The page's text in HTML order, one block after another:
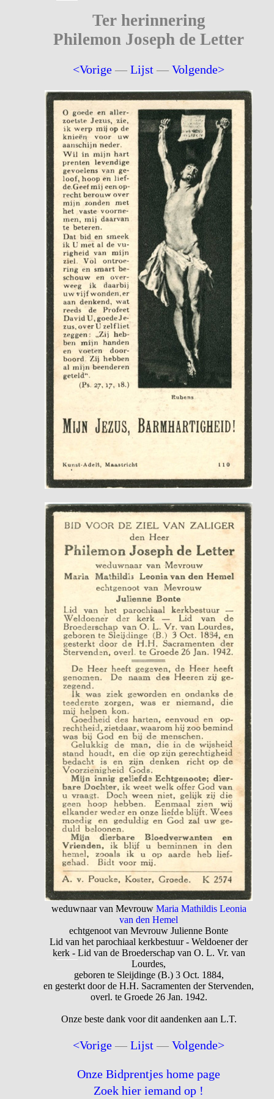
Ter herinnering
Philemon Joseph de Letter
<Vorige —Lijst —Volgende>
weduwnaar van Mevrouw Maria Mathildis Leonia
van den Hemel
echtgenoot van Mevrouw Julienne Bonte
Lid van het parochiaal kerkbestuur - Weldoener der
kerk - Lid van de Broederschap van O. L. Vr. van
Lourdes,
geboren te Sleijdinge (B.) 3 Oct. 1884,
en gesterkt door de H.H. Sacramenten der Stervenden,
overl. te Groede 26 Jan. 1942.
Onze beste dank voor dit aandenken aan L.T.
<Vorige —Lijst —Volgende>
Onze Bidprentjes home page
Zoek hier iemand op !